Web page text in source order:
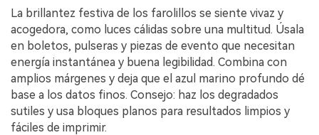
La brillantez festiva de los farolillos se siente vivaz y
acogedora, como luces cálidas sobre una multitud. Úsala
en boletos, pulseras y piezas de evento que necesitan
energía instantánea y buena legibilidad. Combina con
amplios márgenes y deja que el azul marino profundo dé
base a los datos finos. Consejo: haz los degradados
sutiles y usa bloques planos para resultados limpios y
fáciles de imprimir.